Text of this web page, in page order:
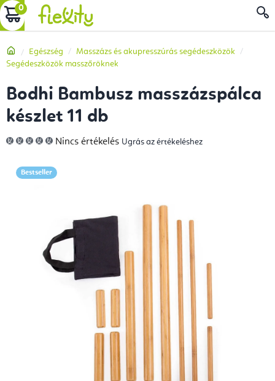
Ugrás
a
tartalomhoz
KOSÁR
Kezdőlap
Egészség
Masszázs és akupresszúrás segédeszközök
Segédeszközök masszőröknek
Bodhi Bambusz masszázspálca
készlet 11 db
A
termék
5-
ből
Nincs értékelés Ugrás az értékeléshez
Bestseller